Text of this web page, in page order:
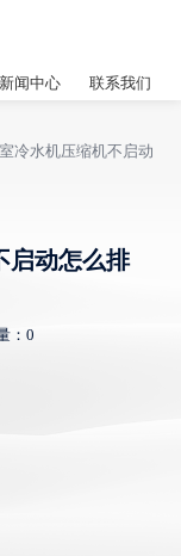
新闻中心 联系我们
冷水机压缩机不启动
启动怎么排
： 0